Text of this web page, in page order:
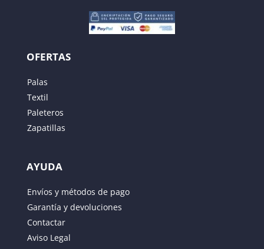
OFERTAS
Palas
Textil
Paleteros
Zapatillas
AYUDA
Envíos y métodos de pago
Garantía y devoluciones
Contactar
Aviso Legal